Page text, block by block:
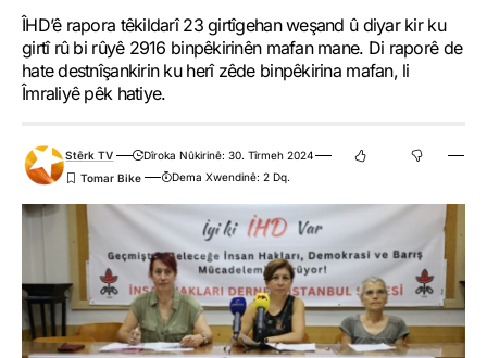
ÎHD’ê rapora têkildarî 23 girtîgehan weşand û diyar kir ku
girtî rû bi rûyê 2916 binpêkirinên mafan mane. Di raporê de
hate destnîşankirin ku herî zêde binpêkirina mafan, li
Îmraliyê pêk hatiye.
Stêrk TV
Dîroka Nûkirinê: 30. Tîrmeh 2024
Dema Xwendinê: 2 Dq.